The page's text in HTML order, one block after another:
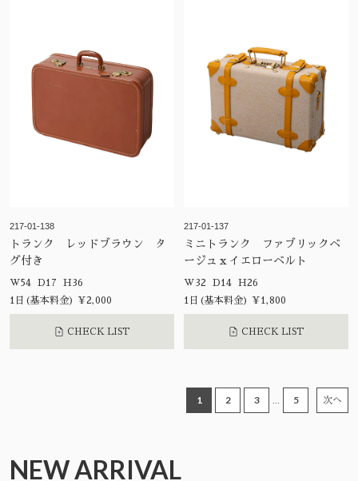
217-01-138
トランク レッドブラウン タ
グ付き
W54 D17 H36
1日(基本料金) ¥2,000
CHECK LIST
217-01-137
ミニトランク ファブリックベ
ージュｘイエローベルト
W32 D14 H26
1日(基本料金) ¥1,800
CHECK LIST
1 2 3 ... 5 次へ
NEW ARRIVAL